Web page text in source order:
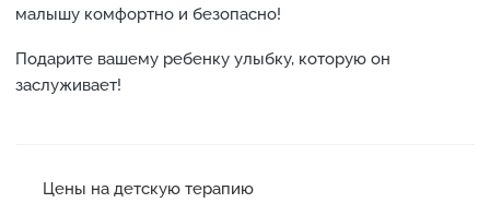
малышу комфортно и безопасно!
Подарите вашему ребенку улыбку, которую он
заслуживает!
Цены на детскую терапию